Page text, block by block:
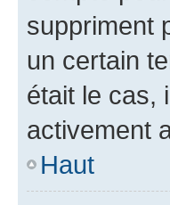
suppriment
un certain
était le cas,
activement
Haut